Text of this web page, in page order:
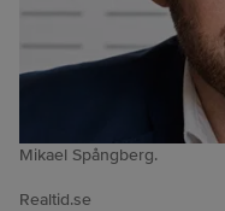
Mikael Spångberg.
Realtid.se